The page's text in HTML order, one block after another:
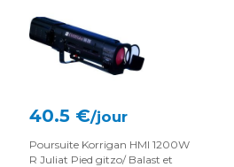
40.5 €/jour
Poursuite Korrigan HMI 1200W
R Juliat Pied gitzo/ Balast et